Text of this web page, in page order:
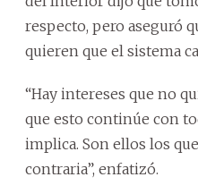
respecto, pero aseguró
quieren que el sistema
“Hay intereses que no
que esto continúe con
implica. Son ellos los
contraria”, enfatizó.